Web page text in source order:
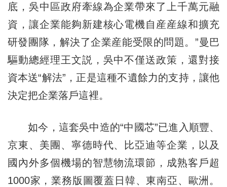
底，吳中區政府牽線為企業帶來了上千萬元融
資，讓企業能夠新建核心電機自産産線和擴充
研發團隊，解決了企業産能受限的問題。”曼巴
驅動總經理王文説，吳中不僅送政策，還對接
資本送“解法”，正是這種不遺餘力的支持，讓他
決定把企業落戶這裡。
如今，這套吳中造的“中國芯”已進入順豐、
京東、美團、寧德時代、比亞迪等企業，以及
國內外多個機場的智慧物流環節，成熟客戶超
1000家，業務版圖覆蓋日韓、東南亞、歐洲。